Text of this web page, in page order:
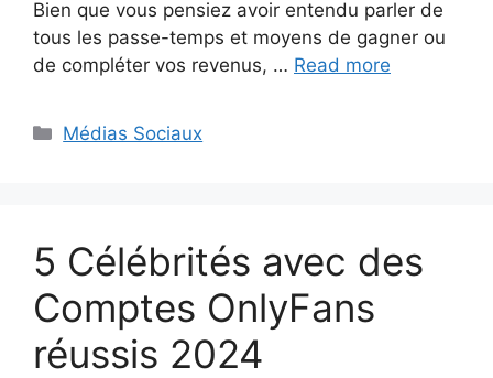
Bien que vous pensiez avoir entendu parler de
tous les passe-temps et moyens de gagner ou
de compléter vos revenus, … Read more
Categories
Médias Sociaux
5 Célébrités avec des
Comptes OnlyFans
réussis 2024